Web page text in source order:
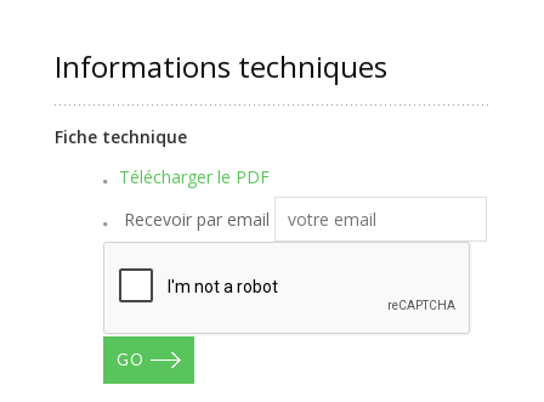
Informations techniques
Fiche technique
Télécharger le PDF
Recevoir par email
GO